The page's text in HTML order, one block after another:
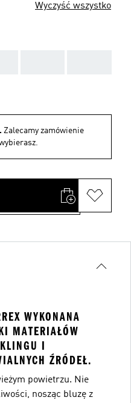
Wyczyść wszystko
Zalecamy zamówienie
WYKONANA
MATERIAŁÓW
I
ŹRÓDEŁ.
powietrzu. Nie
nosząc bluzę z